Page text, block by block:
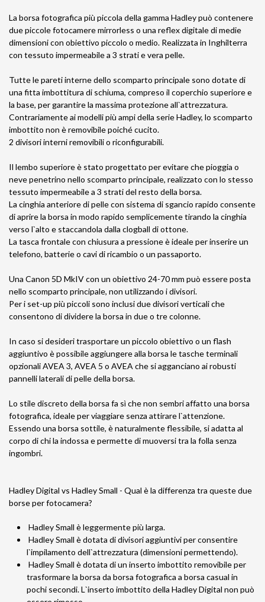
La borsa fotografica più piccola della gamma Hadley può contenere
due piccole fotocamere mirrorless o una reflex digitale di medie
dimensioni con obiettivo piccolo o medio. Realizzata in Inghilterra
con tessuto impermeabile a 3 strati e vera pelle.
Tutte le pareti interne dello scomparto principale sono dotate di
una fitta imbottitura di schiuma, compreso il coperchio superiore e
la base, per garantire la massima protezione all`attrezzatura.
Contrariamente ai modelli più ampi della serie Hadley, lo scomparto
imbottito non è removibile poiché cucito.
2 divisori interni removibili o riconfigurabili.
Il lembo superiore è stato progettato per evitare che pioggia o
neve penetrino nello scomparto principale, realizzato con lo stesso
tessuto impermeabile a 3 strati del resto della borsa.
La cinghia anteriore di pelle con sistema di sgancio rapido consente
di aprire la borsa in modo rapido semplicemente tirando la cinghia
verso l`alto e staccandola dalla clogball di ottone.
La tasca frontale con chiusura a pressione è ideale per inserire un
telefono, batterie o cavi di ricambio o un passaporto.
Una Canon 5D MkIV con un obiettivo 24-70 mm può essere posta
nello scomparto principale, non utilizzando i divisori.
Per i set-up più piccoli sono inclusi due divisori verticali che
consentono di dividere la borsa in due o tre colonne.
In caso si desideri trasportare un piccolo obiettivo o un flash
aggiuntivo è possibile aggiungere alla borsa le tasche terminali
opzionali AVEA 3, AVEA 5 o AVEA che si agganciano ai robusti
pannelli laterali di pelle della borsa.
Lo stile discreto della borsa fa sì che non sembri affatto una borsa
fotografica, ideale per viaggiare senza attirare l`attenzione.
Essendo una borsa sottile, è naturalmente flessibile, si adatta al
corpo di chi la indossa e permette di muoversi tra la folla senza
ingombri.
Hadley Digital vs Hadley Small - Qual è la differenza tra queste due
borse per fotocamera?
Hadley Small è leggermente più larga.
Hadley Small è dotata di divisori aggiuntivi per consentire
l`impilamento dell`attrezzatura (dimensioni permettendo).
Hadley Small è dotata di un inserto imbottito removibile per
trasformare la borsa da borsa fotografica a borsa casual in
pochi secondi. L`inserto imbottito della Hadley Digital non può